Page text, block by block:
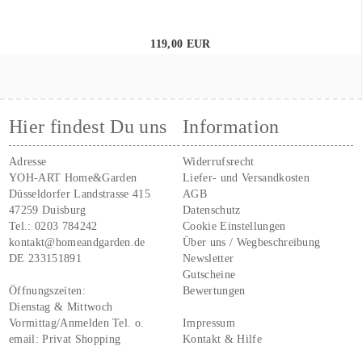
119,00 EUR
Hier findest Du uns
Adresse
YOH-ART Home&Garden
Düsseldorfer Landstrasse 415
47259 Duisburg
Tel.:0203 784242
kontakt@homeandgarden.de
DE 233151891
Öffnungszeiten:
Dienstag & Mittwoch
Vormittag/Anmelden Tel. o.
email:Privat Shopping
Information
Widerrufsrecht
Liefer- und Versandkosten
AGB
Datenschutz
Cookie Einstellungen
Über uns / Wegbeschreibung
Newsletter
Gutscheine
Bewertungen
Impressum
Kontakt & Hilfe